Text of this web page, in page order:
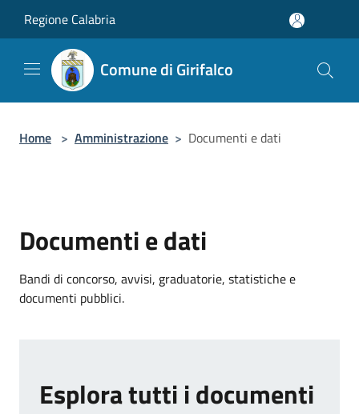
Regione Calabria
Comune di Girifalco
Home > Amministrazione > Documenti e dati
Documenti e dati
Bandi di concorso, avvisi, graduatorie, statistiche e
documenti pubblici.
Esplora tutti i documenti